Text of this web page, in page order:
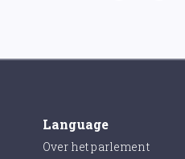
Language
Over het parlement